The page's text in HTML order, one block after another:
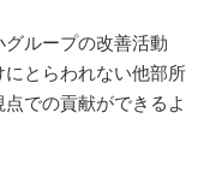
ループの改善活動
にとらわれない他部所
での貢献ができるよ